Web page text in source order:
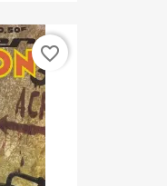
favorite_border